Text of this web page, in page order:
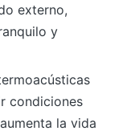
externo,
y
condiciones
la vida